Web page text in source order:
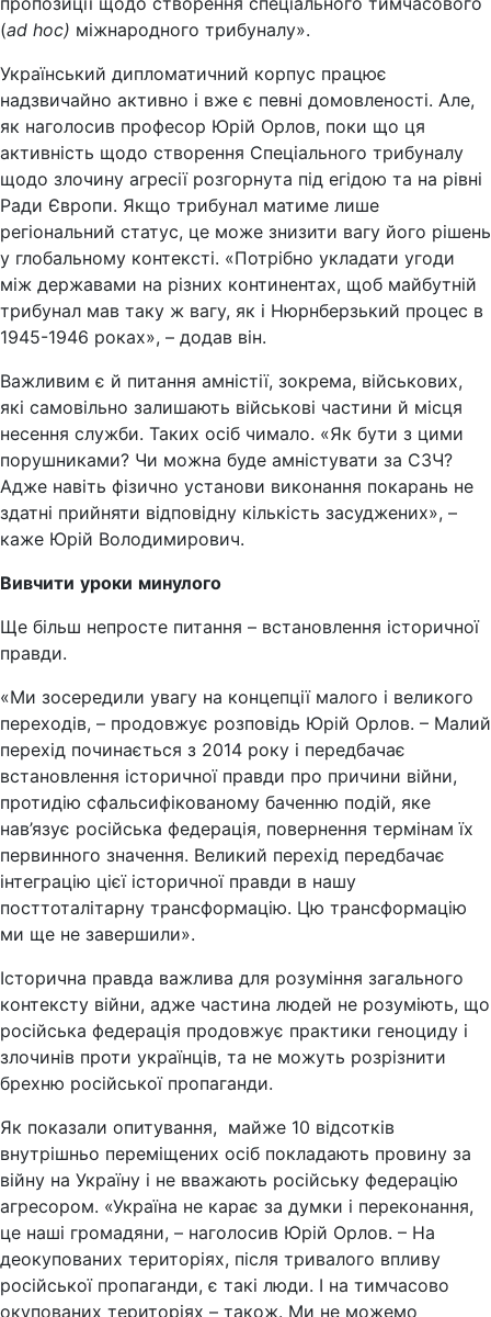
(ad hoc) міжнародного трибуналу».
Український дипломатичний корпус працює
надзвичайно активно і вже є певні домовленості. Але,
як наголосив професор Юрій Орлов, поки що ця
активність щодо створення Спеціального трибуналу
щодо злочину агресії розгорнута під егідою та на рівні
Ради Європи. Якщо трибунал матиме лише
регіональний статус, це може знизити вагу його рішень
у глобальному контексті. «Потрібно укладати угоди
між державами на різних континентах, щоб майбутній
трибунал мав таку ж вагу, як і Нюрнберзький процес в
1945-1946 роках», – додав він.
Важливим є й питання амністії, зокрема, військових,
які самовільно залишають військові частини й місця
несення служби. Таких осіб чимало. «Як бути з цими
порушниками? Чи можна буде амністувати за СЗЧ?
Адже навіть фізично установи виконання покарань не
здатні прийняти відповідну кількість засуджених», –
каже Юрій Володимирович.
Вивчити уроки минулого
Ще більш непросте питання – встановлення історичної
правди.
«Ми зосередили увагу на концепції малого і великого
переходів, – продовжує розповідь Юрій Орлов. – Малий
перехід починається з 2014 року і передбачає
встановлення історичної правди про причини війни,
протидію сфальсифікованому баченню подій, яке
нав’язує російська федерація, повернення термінам їх
первинного значення. Великий перехід передбачає
інтеграцію цієї історичної правди в нашу
посттоталітарну трансформацію. Цю трансформацію
ми ще не завершили».
Історична правда важлива для розуміння загального
контексту війни, адже частина людей не розуміють, що
російська федерація продовжує практики геноциду і
злочинів проти українців, та не можуть розрізнити
брехню російської пропаганди.
Як показали опитування, майже 10 відсотків
внутрішньо переміщених осіб покладають провину за
війну на Україну і не вважають російську федерацію
агресором. «Україна не карає за думки і переконання,
це наші громадяни, – наголосив Юрій Орлов. – На
деокупованих територіях, після тривалого впливу
російської пропаганди, є такі люди. І на тимчасово
окупованих територіях – також. Ми не можемо